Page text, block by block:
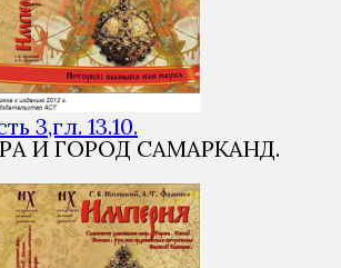
3,гл. 13.10.
И ГОРОД САМАРКАНД.